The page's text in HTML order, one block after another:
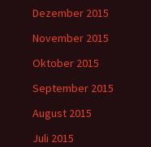
Dezember 2015
November 2015
Oktober 2015
September 2015
August 2015
Juli 2015